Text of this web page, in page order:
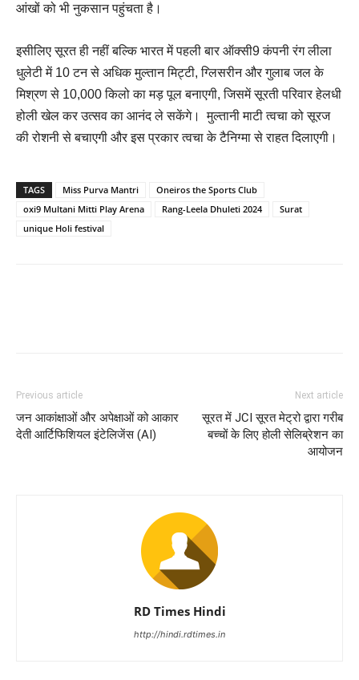
आंखों को भी नुकसान पहुंचता है।
इसीलिए सूरत ही नहीं बल्कि भारत में पहली बार ऑक्सी9 कंपनी रंग लीला
धुलेटी में 10 टन से अधिक मुल्तान मिट्टी, ग्लिसरीन और गुलाब जल के
मिश्रण से 10,000 किलो का मड़ पूल बनाएगी, जिसमें सूरती परिवार हेलधी
होली खेल कर उत्सव का आनंद ले सकेंगे। मुल्तानी माटी त्वचा को सूरज
की रोशनी से बचाएगी और इस प्रकार त्वचा के टैनिग्मा से राहत दिलाएगी।
TAGS Miss Purva Mantri
Oneiros the Sports Club
oxi9 Multani Mitti Play Arena
Rang-Leela Dhuleti 2024
Surat
unique Holi festival
Previous article
जन आकांक्षाओं और अपेक्षाओं को आकार
देती आर्टिफिशियल इंटेलिजेंस (AI)
Next article
सूरत में JCI सूरत मेट्रो द्वारा गरीब
बच्चों के लिए होली सेलिब्रेशन का
आयोजन
RD Times Hindi
http://hindi.rdtimes.in